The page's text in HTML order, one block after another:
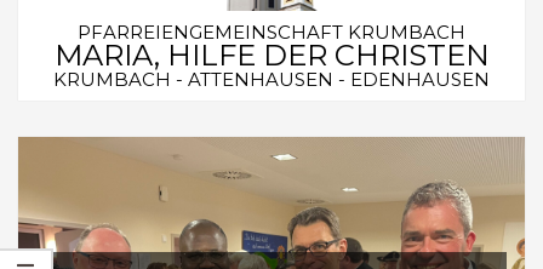
PFARREIENGEMEINSCHAFT KRUMBACH
MARIA, HILFE DER CHRISTEN
KRUMBACH - ATTENHAUSEN - EDENHAUSEN
Secondary
Menu